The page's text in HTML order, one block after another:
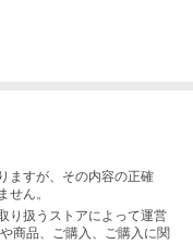
着用して戴けま
ますが、その内容の正確
せん。
り扱うストアによって運営
や商品、ご購入 、ご購入に関